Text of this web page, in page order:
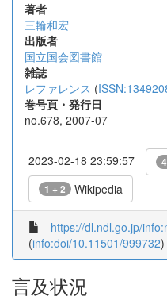
著者
三輪和宏
出版者
国立国会図書館
雑誌
レファレンス (
巻号頁・発行日
no.678, 2007-07
2023-02-18 23:59:57
1 + 2 Wikipedia
https://dl.ndl.go.jp/
(info:doi/10.11501/999732)
言及状況